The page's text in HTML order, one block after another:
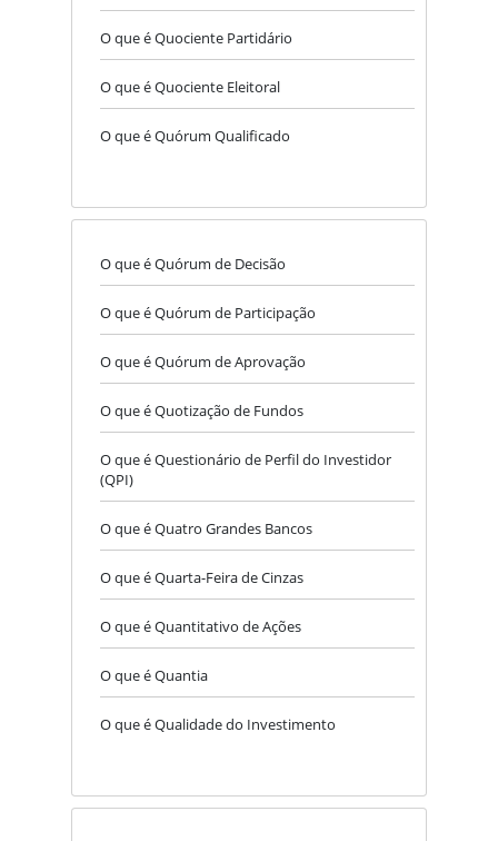
O que é Quociente Partidário
O que é Quociente Eleitoral
O que é Quórum Qualificado
O que é Quórum de Decisão
O que é Quórum de Participação
O que é Quórum de Aprovação
O que é Quotização de Fundos
O que é Questionário de Perfil do Investidor
(QPI)
O que é Quatro Grandes Bancos
O que é Quarta-Feira de Cinzas
O que é Quantitativo de Ações
O que é Quantia
O que é Qualidade do Investimento